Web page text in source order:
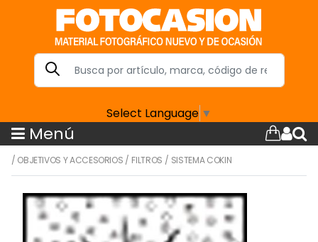
Select Language ▼
Menú
/ OBJETIVOS Y ACCESORIOS / FILTROS / SISTEMA COKIN